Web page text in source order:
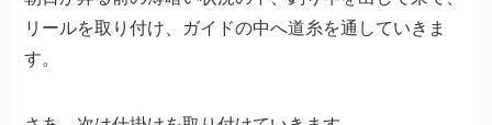
リールを取り付け、ガイドの中へ道糸を通していきま
す。